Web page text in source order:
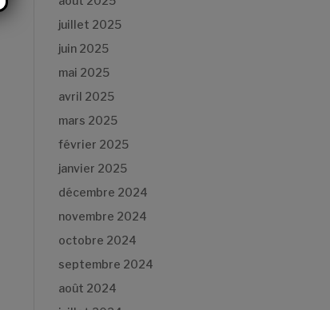
juillet 2025
juin 2025
mai 2025
avril 2025
mars 2025
février 2025
janvier 2025
décembre 2024
novembre 2024
octobre 2024
septembre 2024
août 2024